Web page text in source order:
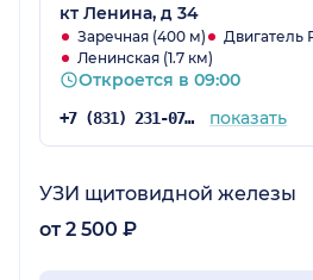
кт Ленина, д 34
Заречная (400 м)
Двигатель
Ленинская (1.7 км)
Откроется в 09:00
+7 (831) 231-07-15 показать
УЗИ щитовидной железы
от 2 500 ₽